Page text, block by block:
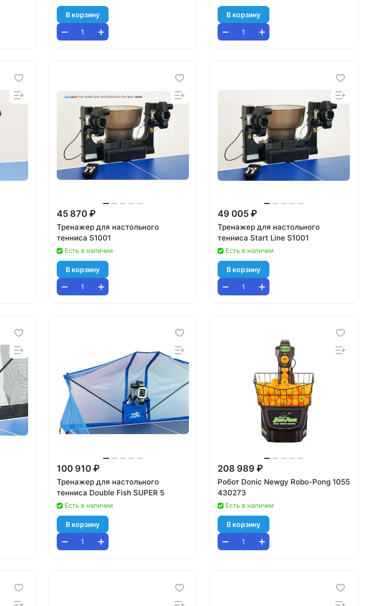
В корзину В корзину
45 870 ₽
Тренажер для настольного
тенниса S1001
Есть в наличии
В корзину
49 005 ₽
Тренажер для настольного
тенниса Start Line S1001
Есть в наличии
В корзину
100 910 ₽
Тренажер для настольного
тенниса Double Fish SUPER 5
Есть в наличии
В корзину
208 989 ₽
Робот Donic Newgy Robo-Pong 1055
430273
Есть в наличии
В корзину